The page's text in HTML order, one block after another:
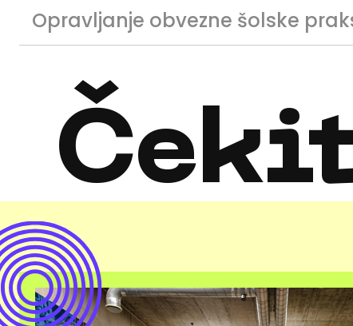
Opravljanje obvezne šolske